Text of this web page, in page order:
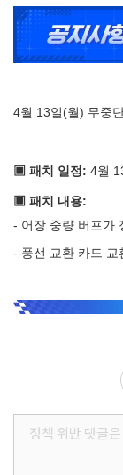
4월 13일(월) 무중
▣ 패치 일정: 4월
▣ 패치 내용:
- 어장 중량 버프가
- 풍선 교환 카드 교